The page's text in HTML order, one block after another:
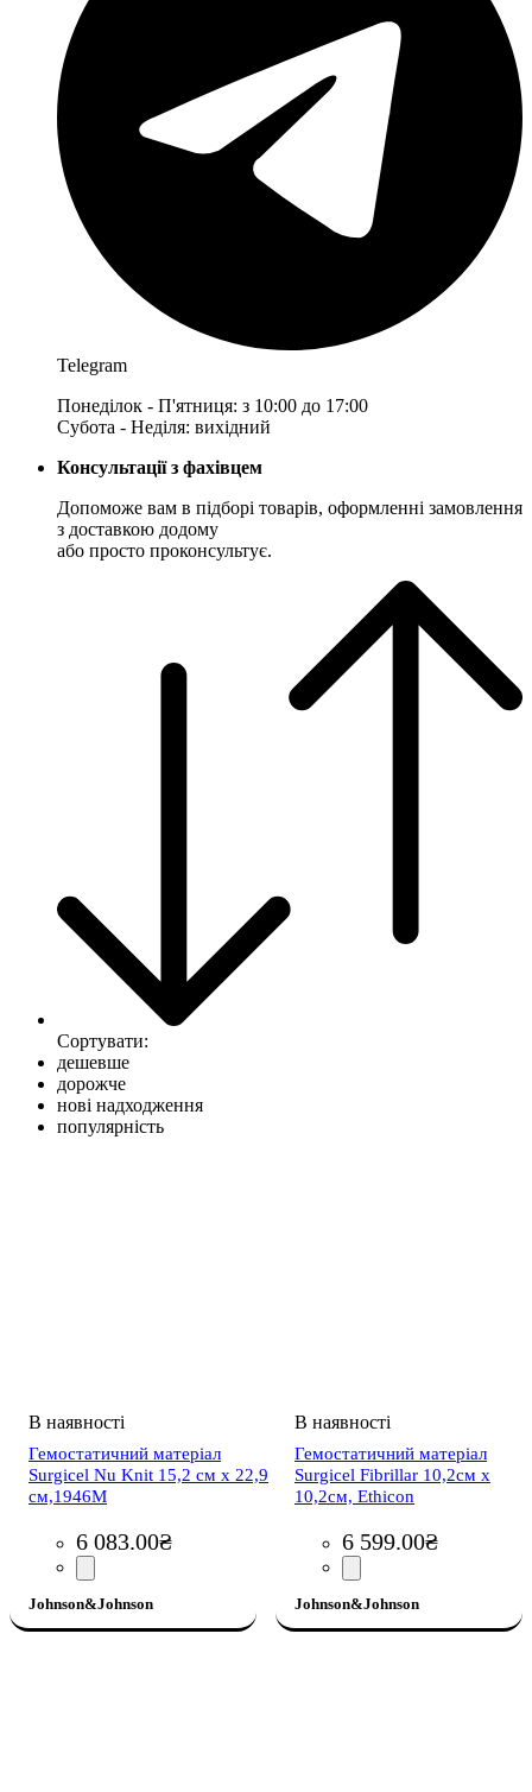
Telegram
Понеділок - П'ятниця: з 10:00 до 17:00
Субота - Неділя: вихідний
Консультації з фахівцем
Допоможе вам в підборі товарів, оформленні замовлення
з доставкою додому
або просто проконсультує.
Сортувати:
дешевше
дорожче
нові надходження
популярність
Гемостатичний матеріал
Surgicel Nu Knit 15,2 см х 22,9
см,1946M
6 083.00₴
Johnson&Johnson
Гемостатичний матеріал
Surgicel Fibrillar 10,2см х
10,2см, Ethicon
6 599.00₴
Johnson&Johnson